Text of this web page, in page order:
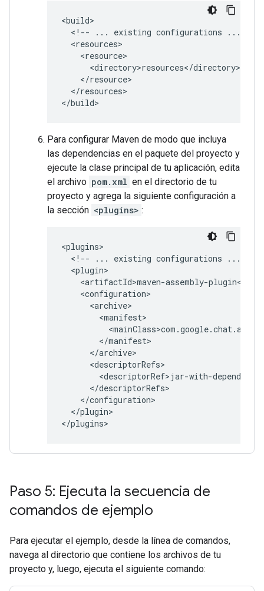
<!--
... existing configurations ...
</resources>
Para configurar Maven de modo que incluya
las dependencias en el paquete del proyecto y
ejecute la clase principal de tu aplicación, edita
el archivo pom.xml en el directorio de tu
proyecto y agrega la siguiente configuración a
la sección <plugins> :
<!--
... existing configurations ...
</plugin>
Paso 5: Ejecuta la secuencia de
comandos de ejemplo
Para ejecutar el ejemplo, desde la línea de comandos,
navega al directorio que contiene los archivos de tu
proyecto y, luego, ejecuta el siguiente comando: